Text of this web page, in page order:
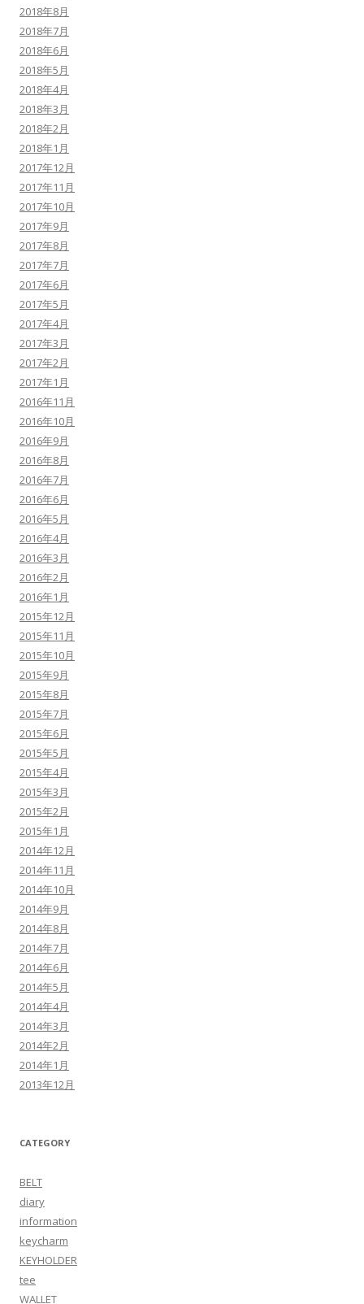
2018年8月
2018年7月
2018年6月
2018年5月
2018年4月
2018年3月
2018年2月
2018年1月
2017年12月
2017年11月
2017年10月
2017年9月
2017年8月
2017年7月
2017年6月
2017年5月
2017年4月
2017年3月
2017年2月
2017年1月
2016年11月
2016年10月
2016年9月
2016年8月
2016年7月
2016年6月
2016年5月
2016年4月
2016年3月
2016年2月
2016年1月
2015年12月
2015年11月
2015年10月
2015年9月
2015年8月
2015年7月
2015年6月
2015年5月
2015年4月
2015年3月
2015年2月
2015年1月
2014年12月
2014年11月
2014年10月
2014年9月
2014年8月
2014年7月
2014年6月
2014年5月
2014年4月
2014年3月
2014年2月
2014年1月
2013年12月
CATEGORY
BELT
diary
information
keycharm
KEYHOLDER
tee
WALLET